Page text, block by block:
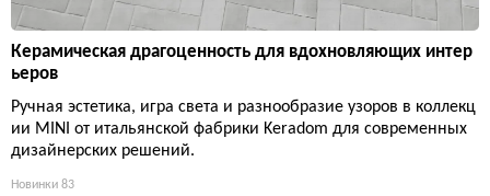
Керамическая драгоценность для вдохновляющих интер
ьеров
Ручная эстетика, игра света и разнообразие узоров в коллекц
ии MINI от итальянской фабрики Keradom для современных
дизайнерских решений.
Новинки 83